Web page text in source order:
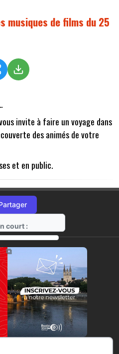
musiques de films du 25
invite à faire un voyage dans
des animés de votre
et en public.
court :
https://radio-g.fr?20493
⧉